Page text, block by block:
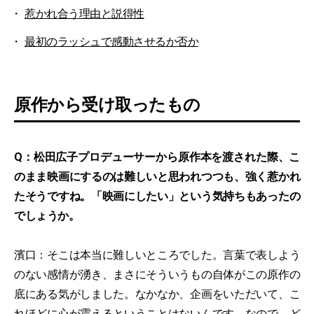
惹かれ合う理由と説得性
最初のラッシュで感動させるか否か
原作から受け取ったもの
Q：松田広子プロデューサーから原作本を渡された際、こ
のまま映画にするのは難しいと思われつつも、強く惹かれ
たそうですね。「映画にしたい」という気持ちもあったの
でしょうか。
濱口：そこは本当に難しいところでした。言葉で表しよう
のない感情が湧き、まさにそういうもの自体がこの原作の
底にある気がしました。なかなか、企画をいただいて、こ